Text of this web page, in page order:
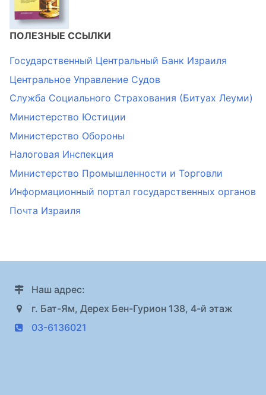
ПОЛЕЗНЫЕ ССЫЛКИ
Государственный Центральный Банк Израиля
Центральное Управление Судов
Служба Социального Страхования (Битуах Леуми)
Министерство Юстиции
Министерство Обороны
Налоговая Инспекция
Министерство Промышленности и Торговли
Информационный портал государственных органов
Почта Израиля
Наш адрес:
г. Бат-Ям, Дерех Бен-Гурион 138, 4-й этаж
03-6136021